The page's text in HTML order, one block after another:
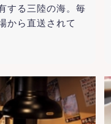
する三陸の海。毎
から直送されて